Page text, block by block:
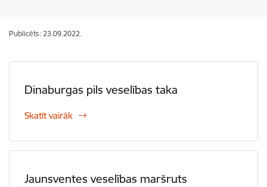
Publicēts: 23.09.2022.
Dinaburgas pils veselības taka
Skatīt vairāk
Jaunsventes veselības maršruts